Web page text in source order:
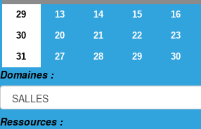
29
13 14 15 16
30
20 21 22 23
31
27 28 29 30
Domaines :
Ressources :